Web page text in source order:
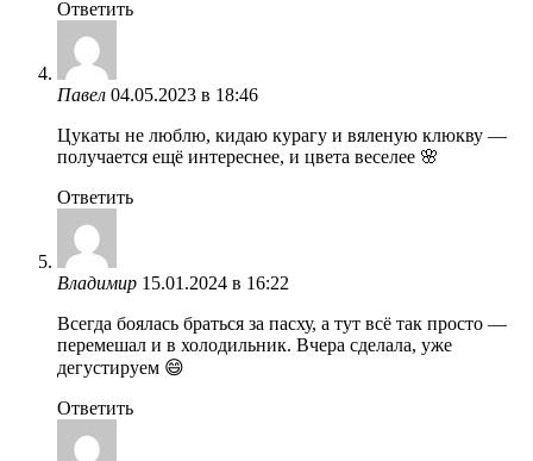
Ответить
Павел 04.05.2023 в 18:46
Цукаты не люблю, кидаю курагу и вяленую клюкву —
получается ещё интереснее, и цвета веселее 🌸
Ответить
Владимир 15.01.2024 в 16:22
Всегда боялась браться за пасху, а тут всё так просто —
перемешал и в холодильник. Вчера сделала, уже
дегустируем 😄
Ответить